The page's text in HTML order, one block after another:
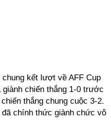
kết lượt về AFF Cup
giành chiến thắng 1-0 trước
thắng chung cuộc 3-2.
chính thức giành chức vô